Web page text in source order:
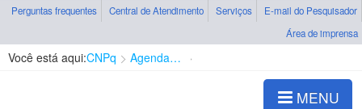
Perguntas frequentes Central de Atendimento Serviços
E-mail do Pesquisador
Área de imprensa
Você está aqui:CNPq Agenda de autoridades
MENU